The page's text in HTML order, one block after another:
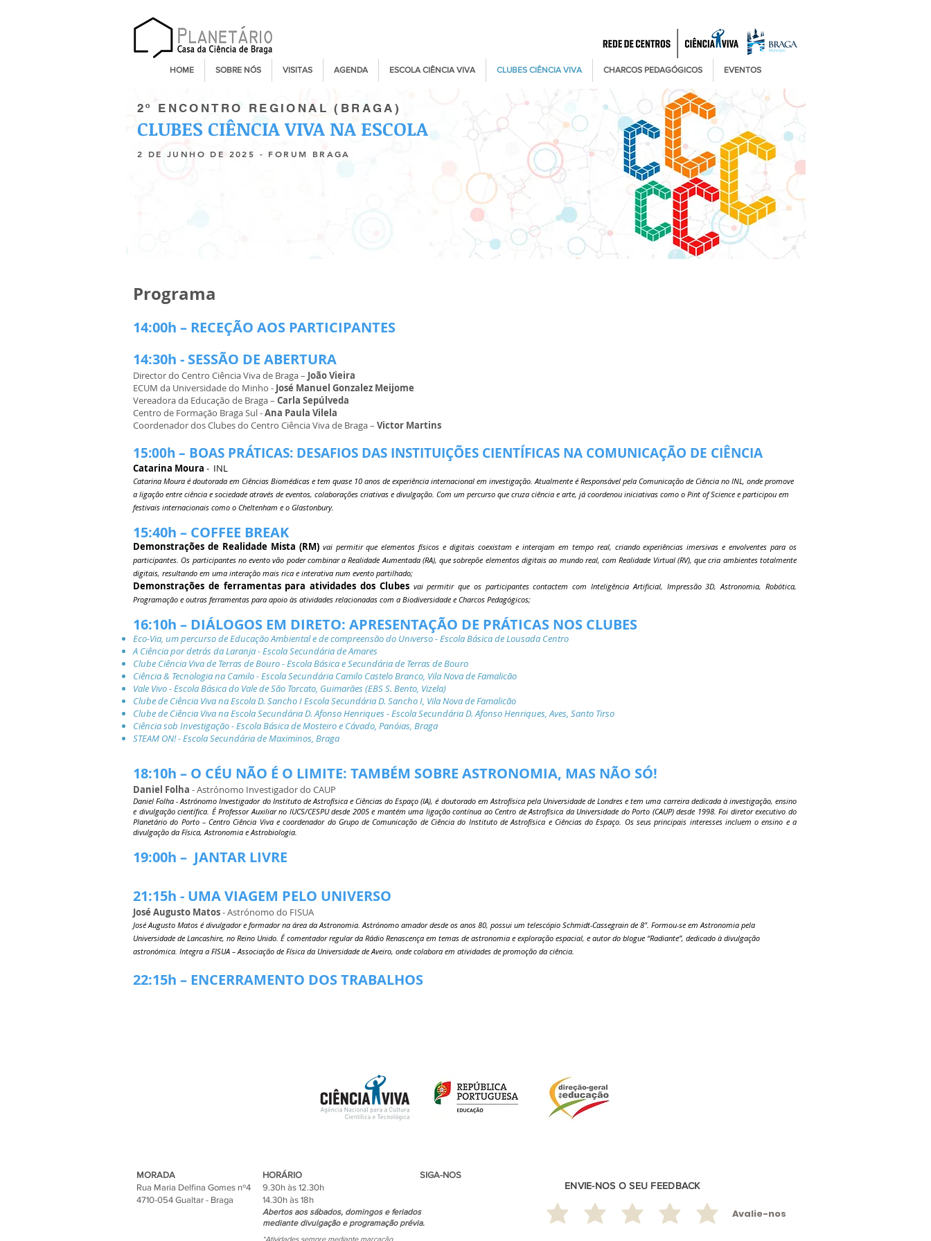
HOME SOBRE NÓS VISITAS AGENDA ESCOLA CIÊNCIA VIVA CLUBES CIÊNCIA VIVA CHARCOS PEDAGÓGICOS EVENTOS
2º ENCONTRO REGIONAL (BRAGA)
CLUBES CIÊNCIA VIVA NA ESCOLA
2 DE JUNHO DE 2025 - FORUM BRAGA
Programa
14:00h – RECEÇÃO AOS PARTICIPANTES
14:30h - SESSÃO DE ABERTURA
Director do Centro Ciência Viva de Braga – João Vieira
ECUM da Universidade do Minho - José Manuel Gonzalez Meijome
Vereadora da Educação de Braga – Carla Sepúlveda
Centro de Formação Braga Sul -Ana Paula Vilela
Coordenador dos Clubes do Centro Ciência Viva de Braga – Victor Martins
15:00h – BOAS PRÁTICAS: DESAFIOS DAS INSTITUIÇÕES CIENTÍFICAS NA COMUNICAÇÃO DE CIÊNCIA
Catarina Moura - INL
Catarina Moura é doutorada em Ciências Biomédicas e tem quase 10 anos de experiência internacional em investigação. Atualmente é Responsável pela Comunicação de Ciência no INL, onde promove
a ligação entre ciência e sociedade através de eventos, colaborações criativas e divulgação. Com um percurso que cruza ciência e arte, já coordenou iniciativas como o Pint of Science e participou em
festivais internacionais como o Cheltenham e o Glastonbury.
15:40h – COFFEE BREAK
Demonstrações de Realidade Mista (RM) vai permitir que elementos físicos e digitais coexistam e interajam em tempo real, criando experiências imersivas e envolventes para os
participantes. Os participantes no evento vão poder combinar a Realidade Aumentada (RA), que sobrepõe elementos digitais ao mundo real, com Realidade Virtual (RV), que cria ambientes totalmente
digitais, resultando em uma interação mais rica e interativa num evento partilhado;
Demonstrações de ferramentas para atividades dos Clubes vai permitir que os participantes contactem com Inteligência Artificial, Impressão 3D, Astronomia, Robótica,
Programação e outras ferramentas para apoio às atividades relacionadas com a Biodiversidade e Charcos Pedagógicos;
16:10h – DIÁLOGOS EM DIRETO: APRESENTAÇÃO DE PRÁTICAS NOS CLUBES
Eco-Via, um percurso de Educação Ambiental e de compreensão do Universo - Escola Básica de Lousada Centro
A Ciência por detrás da Laranja - Escola Secundária de Amares
Clube Ciência Viva de Terras de Bouro - Escola Básica e Secundária de Terras de Bouro
Ciência & Tecnologia na Camilo - Escola Secundária Camilo Castelo Branco, Vila Nova de Famalicão
Vale Vivo - Escola Básica do Vale de São Torcato, Guimarães (EBS S. Bento, Vizela)
Clube de Ciência Viva na Escola D. Sancho I Escola Secundária D. Sancho I, Vila Nova de Famalicão
Clube de Ciência Viva na Escola Secundária D. Afonso Henriques - Escola Secundária D. Afonso Henriques, Aves, Santo Tirso
Ciência sob Investigação - Escola Básica de Mosteiro e Cávado, Panóias, Braga
STEAM ON! - Escola Secundária de Maximinos, Braga
18:10h – O CÉU NÃO É O LIMITE: TAMBÉM SOBRE ASTRONOMIA, MAS NÃO SÓ!
Daniel Folha - Astrónomo Investigador do CAUP
Daniel Folha - Astrónomo Investigador do Instituto de Astrofísica e Ciências do Espaço (IA), é doutorado em Astrofísica pela Universidade de Londres e tem uma carreira dedicada à investigação, ensino
e divulgação científica. É Professor Auxiliar no IUCS/CESPU desde 2005 e mantém uma ligação contínua ao Centro de Astrofísica da Universidade do Porto (CAUP) desde 1998. Foi diretor executivo do
Planetário do Porto – Centro Ciência Viva e coordenador do Grupo de Comunicação de Ciência do Instituto de Astrofísica e Ciências do Espaço. Os seus principais interesses incluem o ensino e a
divulgação da Física, Astronomia e Astrobiologia.
19:00h – JANTAR LIVRE
21:15h - UMA VIAGEM PELO UNIVERSO
José Augusto Matos- Astrónomo do FISUA
José Augusto Matos é divulgador e formador na área da Astronomia. Astrónomo amador desde os anos 80, possui um telescópio Schmidt-Cassegrain de 8". Formou-se em Astronomia pela
Universidade de Lancashire, no Reino Unido. É comentador regular da Rádio Renascença em temas de astronomia e exploração espacial, e autor do blogue “Radiante”, dedicado à divulgação
astronómica. Integra a FISUA – Associação de Física da Universidade de Aveiro, onde colabora em atividades de promoção da ciência.
22:15h – ENCERRAMENTO DOS TRABALHOS
MORADA
Rua Maria Delfina Gomes nº4
4710-054 Gualtar - Braga
HORÁRIO
9.30h às 12.30h
14.30h às 18h
Abertos aos sábados, domingos e feriados
mediante divulgação e programação prévia.
*Atividades sempre mediante marcação.
SIGA-NOS
ENVIE-NOS O SEU FEEDBACK
Avalie-nos